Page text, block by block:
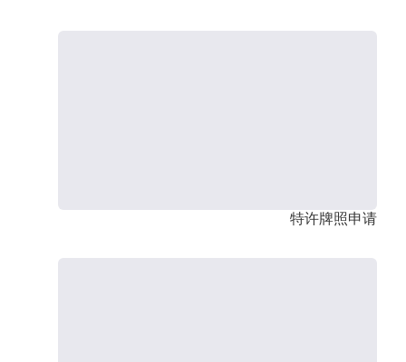
特许牌照申请